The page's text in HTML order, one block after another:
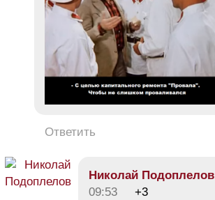
Ответить
Николай Подоплелов
09:53
+3